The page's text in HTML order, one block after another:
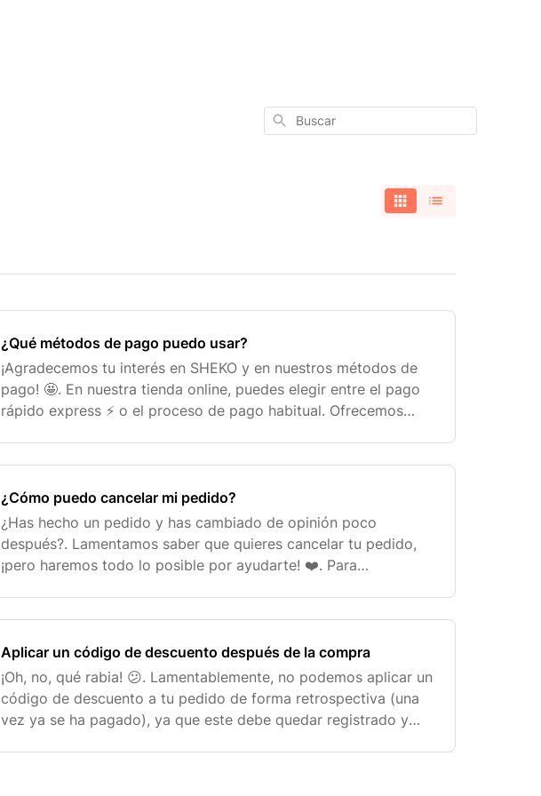
Buscar
¿Qué métodos de pago puedo usar?
¡Agradecemos tu interés en SHEKO y en nuestros métodos de
pago! 🤩. En nuestra tienda online, puedes elegir entre el pago
rápido express ⚡️ o el proceso de pago habitual. Ofrecemos
¿Cómo puedo cancelar mi pedido?
¿Has hecho un pedido y has cambiado de opinión poco
después?. Lamentamos saber que quieres cancelar tu pedido,
¡pero haremos todo lo posible por ayudarte! ❤️. Para
Aplicar un código de descuento después de la compra
¡Oh, no, qué rabia! 😕. Lamentablemente, no podemos aplicar un
código de descuento a tu pedido de forma retrospectiva (una
vez ya se ha pagado), ya que este debe quedar registrado y